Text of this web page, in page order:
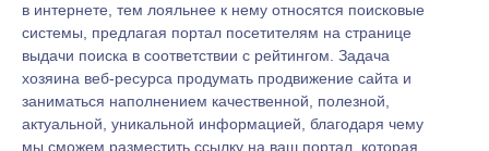
в интернете, тем лояльнее к нему относятся поисковые
системы, предлагая портал посетителям на странице
выдачи поиска в соответствии с рейтингом. Задача
хозяина веб-ресурса продумать продвижение сайта и
заниматься наполнением качественной, полезной,
актуальной, уникальной информацией, благодаря чему
мы сможем разместить ссылку на ваш портал, которая